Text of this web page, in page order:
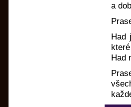
a
Had
Had